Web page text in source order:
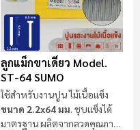
ลูกแม็กขาเดี่ยว Model.
ST-64 SUMO
ใช้สำหรับงานปูน ไม้เนื้อแข็ง
ขนาด 2.2x64 มม. ชุบแข็งได้
มาตรฐาน ผลิตจากลวดคุณภาพ